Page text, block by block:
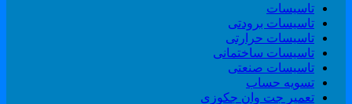
تاسیسات
تاسیسات برودتی
تاسیسات حرارتی
تاسیسات ساختمانی
تاسیسات صنعتی
تسویه حساب
تعمیر جت وان جکوزی